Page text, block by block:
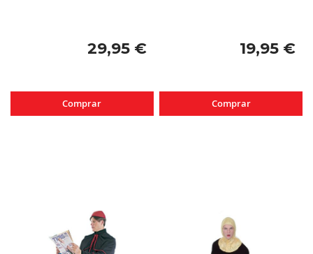
29,95 €
Comprar
19,95 €
Comprar